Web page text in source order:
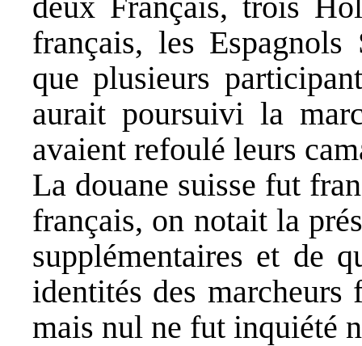
français, les
que plusieurs
aurait poursuivi la
avaient refoulé leurs
La douane suisse fut
français, on notait la
supplémentaires et de
identités des marcheurs
mais nul ne fut inquiété